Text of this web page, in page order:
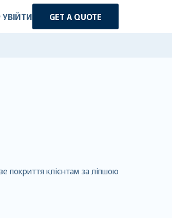
УВІЙТИ
GET A QUOTE
покриття клієнтам за ліпшою